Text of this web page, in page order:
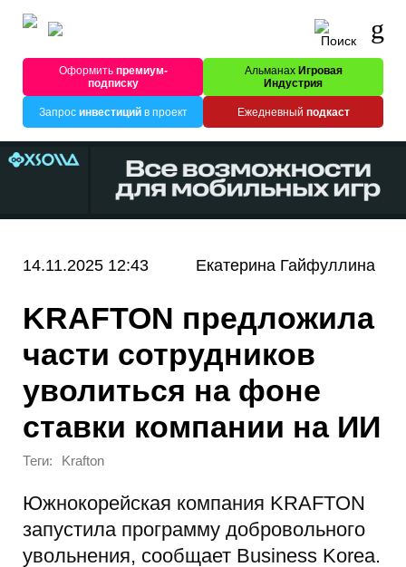
Оформитьпремиум-
подписку
Альманах Игровая
Индустрия
Запрос инвестицийв проект Ежедневный подкаст
14.11.2025 12:43 Екатерина Гайфуллина
KRAFTON предложила
части сотрудников
уволиться на фоне
ставки компании на ИИ
Теги: Krafton
Южнокорейская компания KRAFTON
запустила программу добровольного
увольнения, сообщает Business Korea.